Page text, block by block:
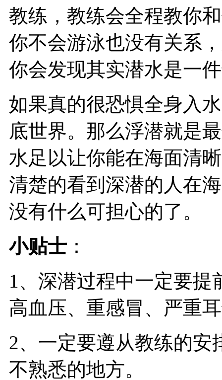
教练，教练会全程教你
你不会游泳也没有关系
你会发现其实潜水是一
如果真的很恐惧全身入
底世界。那么浮潜就是
水足以让你能在海面清
清楚的看到深潜的人在
没有什么可担心的了。
小贴士 ：
1、深潜过程中一定要
高血压、重感冒、严重
2、一定要遵从教练的安
不熟悉的地方。